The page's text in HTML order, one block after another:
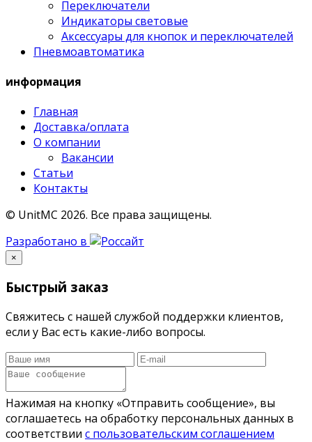
Переключатели
Индикаторы световые
Аксессуары для кнопок и переключателей
Пневмоавтоматика
информация
Главная
Доставка/оплата
О компании
Вакансии
Статьи
Контакты
© UnitMC 2026. Все права защищены.
Разработано в
×
Быстрый заказ
Свяжитесь с нашей службой поддержки клиентов,
если у Вас есть какие-либо вопросы.
Нажимая на кнопку «Отправить сообщение», вы
соглашаетесь на обработку персональных данных в
соответствии с пользовательским соглашением